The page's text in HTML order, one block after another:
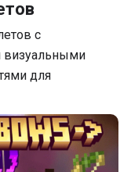
с
визуальными
для